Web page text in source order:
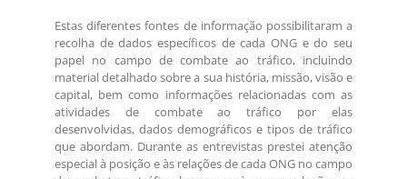
Estas diferentes fontes de informação possibilitaram a
recolha de dados específicos de cada ONG e do seu
papel no campo de combate ao tráfico, incluindo
material detalhado sobre a sua história, missão, visão e
capital, bem como informações relacionadas com as
atividades de combate ao tráfico por elas
desenvolvidas, dados demográficos e tipos de tráfico
que abordam. Durante as entrevistas prestei atenção
especial à posição e às relações de cada ONG no campo